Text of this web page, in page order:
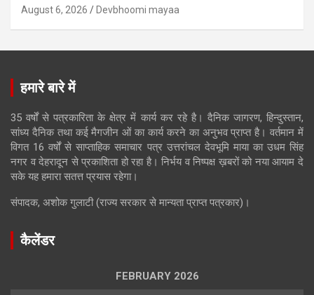
August 6, 2026 Devbhoomi mayaa
हमारे बारे में
35 वर्षों से पत्रकारिता के क्षेत्र में कार्य कर रहे है। दैनिक जागरण, हिन्दुस्तान,
सांध्य दैनिक तथा कई मैगजीन ओं का कार्य करने का अनुभव प्राप्त है। वर्तमान में
विगत 16 वर्षों से साप्ताहिक समाचार पत्र उत्तरांचल देवभूमि माया का उधम सिंह
नगर व देहरादून से प्रकाशिता हो रहा है। निर्भय व निष्पक्ष ख़बरों को नया आयाम दे
सके यह हमारा सतत्त प्रयास रहेगा।
संपादक, अशोक गुलाटी (राज्य सरकार से मान्यता प्राप्त पत्रकार)।
कैलेंडर
FEBRUARY 2026